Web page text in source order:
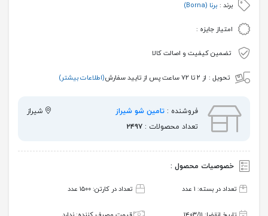
برند : برنا (Borna)
امتیاز جایزه :
تضمین کیفیت و اصالت کالا
تحویل : از ۲ تا ۷۲ ساعت پس از تایید سفارش (اطلاعات بیشتر)
فروشنده : تامین شو شیراز
شیراز
تعداد محصولات : ۲۴۹۷
خصوصیات محصول :
تعداد در بسته: ۱ عدد تعداد در کارتن: ۱۵۰۰ عدد